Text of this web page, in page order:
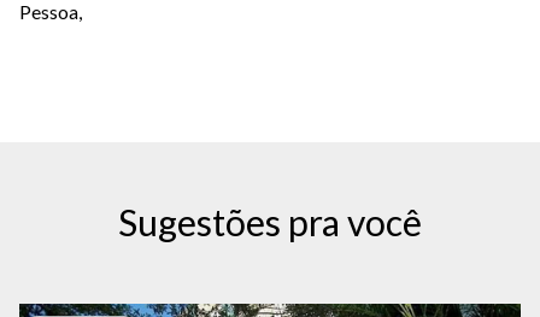
Pessoa,
Sugestões pra você